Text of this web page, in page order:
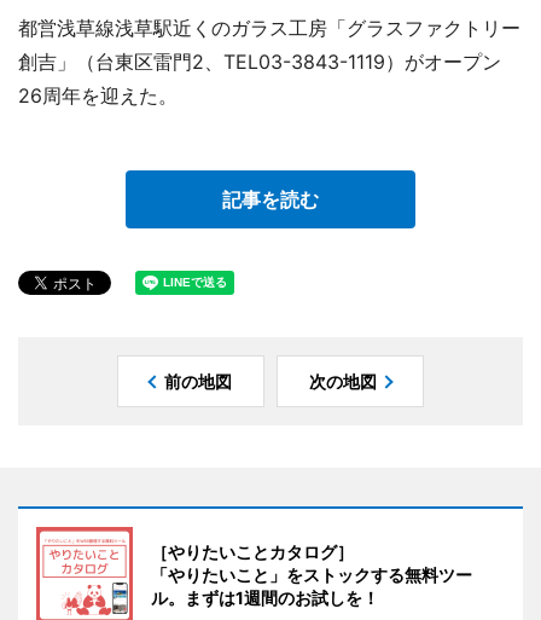
都営浅草線浅草駅近くのガラス工房「グラスファクトリー
創吉」（台東区雷門2、TEL03-3843-1119）がオープン
26周年を迎えた。
記事を読む
前の地図 次の地図
［やりたいことカタログ］
「やりたいこと」をストックする無料ツー
ル。まずは1週間のお試しを！